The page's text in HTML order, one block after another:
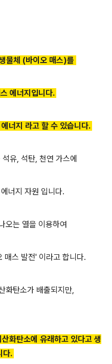
물체 (바이오 매스)를
에너지입니다.
너지 라고 할 수 있습니다.
유, 석탄, 천연 가스에
너지 자원 입니다.
오는 열을 이용하여
매스 발전' 이라고 합니다.
화탄소가 배출되지만,
산화탄소에 유래하고 있다고 생
다.